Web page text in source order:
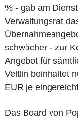
% - gab am
Verwaltungsrat
schwächer - zur
Angebot für
Veltlin beinhaltet
EUR je
Das Board von